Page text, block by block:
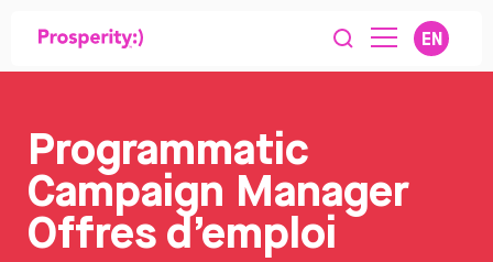
EN
Programmatic
Campaign Manager
Offres d’emploi